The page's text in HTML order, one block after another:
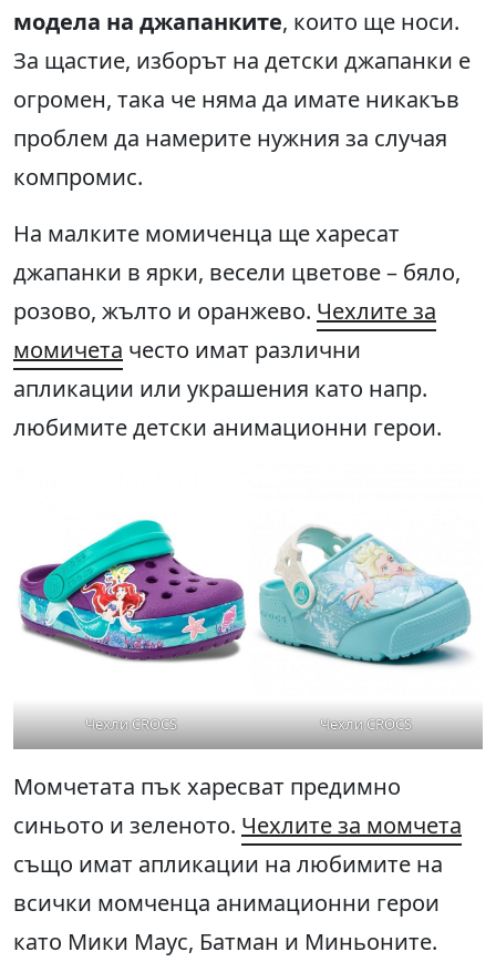
модела на джапанките, които ще носи.
За щастие, изборът на детски джапанки е
огромен, така че няма да имате никакъв
проблем да намерите нужния за случая
компромис.
На малките момиченца ще харесат
джапанки в ярки, весели цветове – бяло,
розово, жълто и оранжево. Чехлите за
момичета често имат различни
апликации или украшения като напр.
любимите детски анимационни герои.
Чехли CROCS Чехли CROCS
Момчетата пък харесват предимно
синьото и зеленото. Чехлите за момчета
също имат апликации на любимите на
всички момченца анимационни герои
като Мики Маус, Батман и Миньоните.